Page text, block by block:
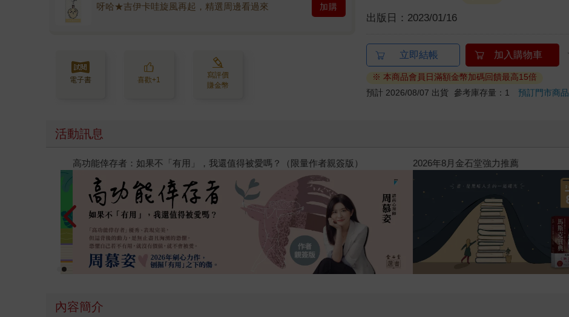
呀哈★吉伊卡哇旋風再起，精選周邊看過來 加購
電子書 喜歡+1
寫評價
賺金幣
出版日： 2023/01/16
立即結帳 加入購物車
※ 本商品會員日滿額金幣加碼回饋最高15倍
預計 2026/08/07 出貨 參考庫存量：1預訂門市商品
活動訊息
高功能倖存者：如果不「有用」，我還值得被愛嗎？（限量作者親簽版） 2026年8月金石堂強力推薦
內容簡介